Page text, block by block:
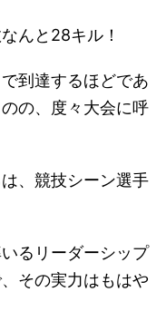
んと28キル！
到達するほどであ
の、度々大会に呼
、競技シーン選手
るリーダーシップ
その実力はもはや